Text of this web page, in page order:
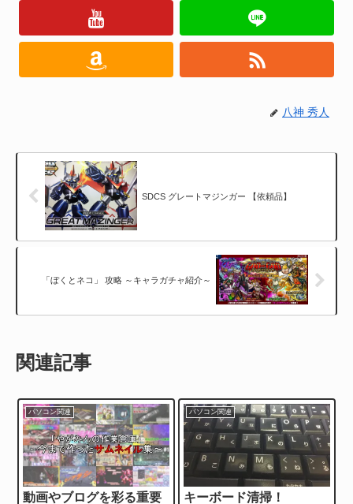
八神 秀人
SDCS グレートマジンガー 【依頼品】
「ぼくとネコ」 攻略 ～キャラガチャ紹介～
関連記事
パソコン関連
動画やブログを彩る重要
パソコン関連
キーボード清掃！